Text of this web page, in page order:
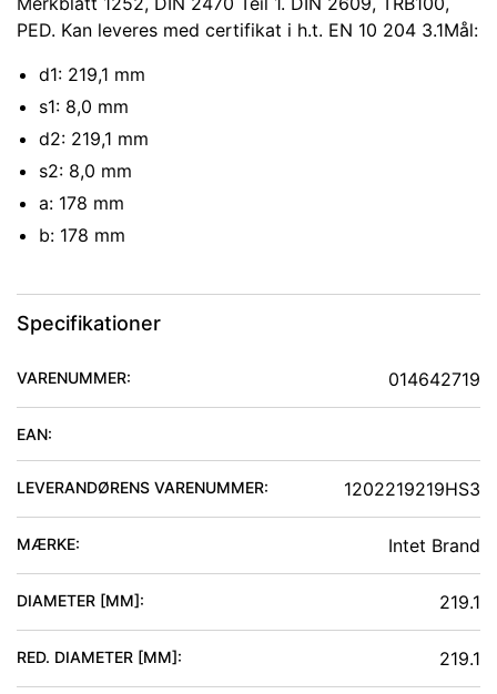
PED. Kan leveres med certifikat i h.t. EN 10 204 3.1Mål:
d1: 219,1 mm
s1: 8,0 mm
d2: 219,1 mm
s2: 8,0 mm
a: 178 mm
b: 178 mm
Specifikationer
VARENUMMER: 014642719
EAN:
LEVERANDØRENS VARENUMMER: 1202219219HS3
MÆRKE: Intet Brand
DIAMETER [MM]: 219.1
RED. DIAMETER [MM]: 219.1